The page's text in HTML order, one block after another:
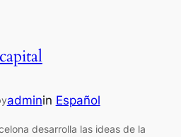
adminin Español
desarrolla las ideas de la